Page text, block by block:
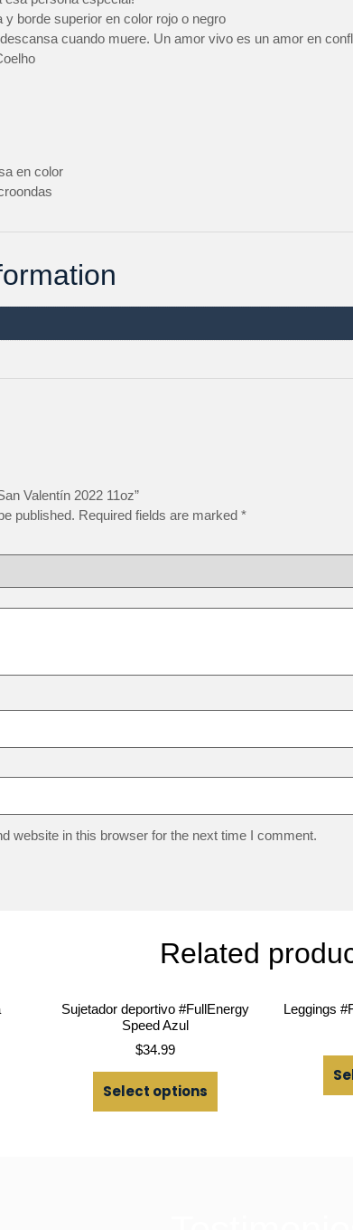
borde superior en color rojo o negro
cuando muere. Un amor vivo es un amor en
en color
Valentín 2022 11oz”
published. Required fields are marked *
website in this browser for the next time I comment.
Related
Sujetador deportivo #FullEnergy
Speed Azul
$34.99
Select options
Leggings